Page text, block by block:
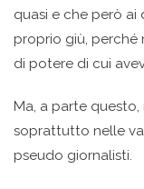
quasi e che però ai
proprio giù,
di potere di cui
Ma, a parte
soprattutto nelle
pseudo giornalisti.